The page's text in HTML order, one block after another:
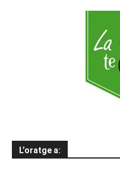
L’oratge a: